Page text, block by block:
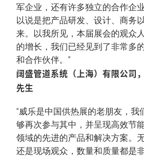
军企业，还有许多独立的合作企
以说是把产品研发、设计、商务
来。以我所见，本届展会的观众
的增长，我们已经见到了非常多
和合作伙伴。”
阔盛管道系统（上海）有限公司
先生
“威乐是中国供热展的老朋友，我
够再次参与其中，并呈现高效节
领域的先进的产品和解决方案。
还是现场观众，数量和质量都是